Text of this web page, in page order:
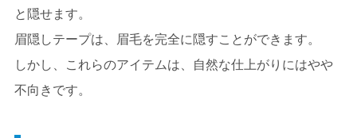
と隠せます。
眉隠しテープは、眉毛を完全に隠すことができます。
しかし、これらのアイテムは、自然な仕上がりにはやや
不向きです。